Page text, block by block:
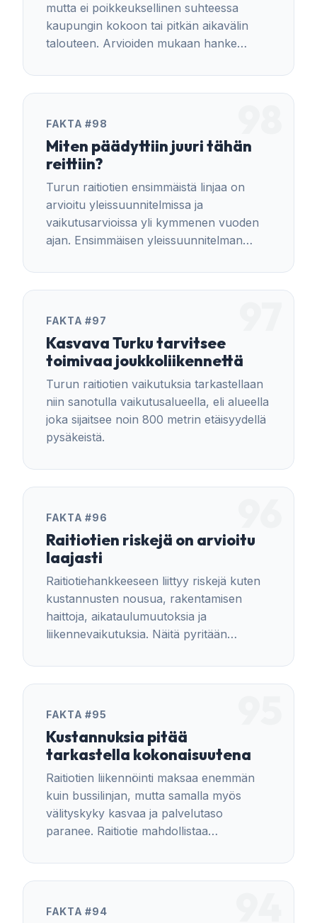
mutta ei poikkeuksellinen suhteessa
kaupungin kokoon tai pitkän aikavälin
talouteen. Arvioiden mukaan hanke
kymmenen vuoden investointimenoja
noin 10,5 prosentilla.
FAKTA #98
Miten päädyttiin juuri tähän
reittiin?
Turun raitiotien ensimmäistä linjaa on
arvioitu yleissuunnitelmissa ja
vaikutusarvioissa yli kymmenen vuoden
ajan. Ensimmäisen yleissuunnitelman
000 asukasta, ja asukasmäärän arvioitiin
ylittävän 210 000 rajan vuonna 2035. Raja
FAKTA #97
Kasvava Turku tarvitsee
toimivaa joukkoliikennettä
Turun raitiotien vaikutuksia tarkastellaan
niin sanotulla vaikutusalueella, eli alueella
joka sijaitsee noin 800 metrin etäisyydellä
pysäkeistä.
FAKTA #96
Raitiotien riskejä on arvioitu
laajasti
Raitiotiehankkeeseen liittyy riskejä kuten
kustannusten nousua, rakentamisen
haittoja, aikataulumuutoksia ja
liikennevaikutuksia. Näitä pyritään
ja allianssimallilla. Suomessa
allianssimallilla toteutetut raitiotiehankkeet
kustannusraameissa. Sitovaan
toteutushintaan sisältyy myös
riskivarauksia.
FAKTA #95
Kustannuksia pitää
tarkastella kokonaisuutena
Raitiotien liikennöinti maksaa enemmän
kuin bussilinjan, mutta samalla myös
välityskyky kasvaa ja palvelutaso
paranee. Raitiotie mahdollistaa
matkustajamäärien kasvun.
FAKTA #94